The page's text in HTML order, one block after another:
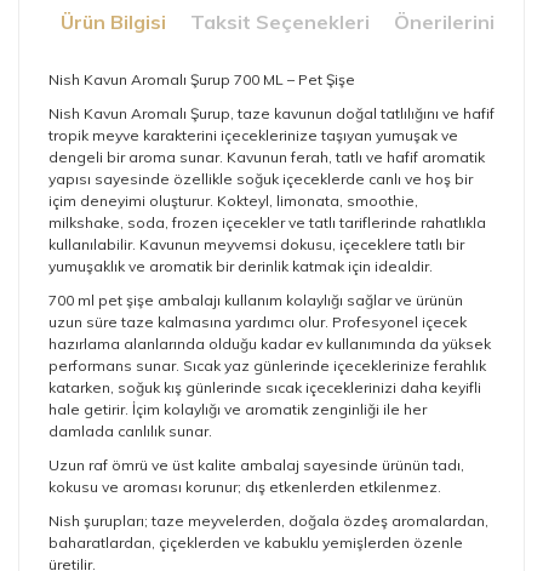
Ürün Bilgisi Taksit Seçenekleri Önerileriniz
Nish Kavun Aromalı Şurup 700 ML – Pet Şişe
Nish Kavun Aromalı Şurup, taze kavunun doğal tatlılığını ve hafif
tropik meyve karakterini içeceklerinize taşıyan yumuşak ve
dengeli bir aroma sunar. Kavunun ferah, tatlı ve hafif aromatik
yapısı sayesinde özellikle soğuk içeceklerde canlı ve hoş bir
içim deneyimi oluşturur. Kokteyl, limonata, smoothie,
milkshake, soda, frozen içecekler ve tatlı tariflerinde rahatlıkla
kullanılabilir. Kavunun meyvemsi dokusu, içeceklere tatlı bir
yumuşaklık ve aromatik bir derinlik katmak için idealdir.
700 ml pet şişe ambalajı kullanım kolaylığı sağlar ve ürünün
uzun süre taze kalmasına yardımcı olur. Profesyonel içecek
hazırlama alanlarında olduğu kadar ev kullanımında da yüksek
performans sunar. Sıcak yaz günlerinde içeceklerinize ferahlık
katarken, soğuk kış günlerinde sıcak içeceklerinizi daha keyifli
hale getirir. İçim kolaylığı ve aromatik zenginliği ile her
damlada canlılık sunar.
Uzun raf ömrü ve üst kalite ambalaj sayesinde ürünün tadı,
kokusu ve aroması korunur; dış etkenlerden etkilenmez.
Nish şurupları; taze meyvelerden, doğala özdeş aromalardan,
baharatlardan, çiçeklerden ve kabuklu yemişlerden özenle
üretilir.